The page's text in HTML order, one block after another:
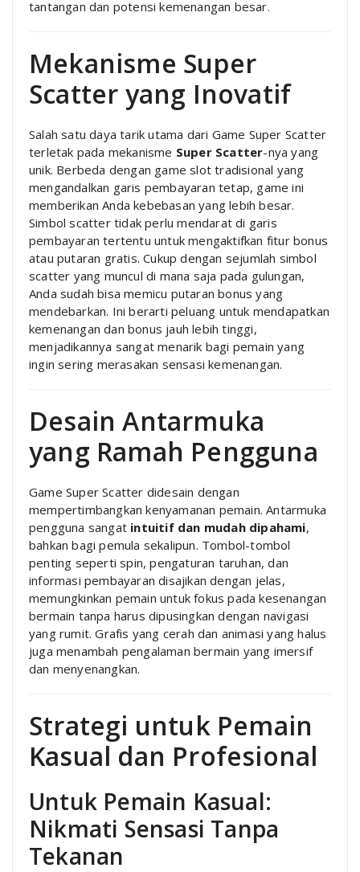
tantangan dan potensi kemenangan besar.
Mekanisme Super
Scatter yang Inovatif
Salah satu daya tarik utama dari Game Super Scatter
terletak pada mekanisme Super Scatter-nya yang
unik. Berbeda dengan game slot tradisional yang
mengandalkan garis pembayaran tetap, game ini
memberikan Anda kebebasan yang lebih besar.
Simbol scatter tidak perlu mendarat di garis
pembayaran tertentu untuk mengaktifkan fitur bonus
atau putaran gratis. Cukup dengan sejumlah simbol
scatter yang muncul di mana saja pada gulungan,
Anda sudah bisa memicu putaran bonus yang
mendebarkan. Ini berarti peluang untuk mendapatkan
kemenangan dan bonus jauh lebih tinggi,
menjadikannya sangat menarik bagi pemain yang
ingin sering merasakan sensasi kemenangan.
Desain Antarmuka
yang Ramah Pengguna
Game Super Scatter didesain dengan
mempertimbangkan kenyamanan pemain. Antarmuka
pengguna sangat intuitif dan mudah dipahami,
bahkan bagi pemula sekalipun. Tombol-tombol
penting seperti spin, pengaturan taruhan, dan
informasi pembayaran disajikan dengan jelas,
memungkinkan pemain untuk fokus pada kesenangan
bermain tanpa harus dipusingkan dengan navigasi
yang rumit. Grafis yang cerah dan animasi yang halus
juga menambah pengalaman bermain yang imersif
dan menyenangkan.
Strategi untuk Pemain
Kasual dan Profesional
Untuk Pemain Kasual:
Nikmati Sensasi Tanpa
Tekanan